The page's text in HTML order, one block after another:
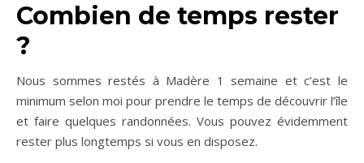
Combien de temps rester
?
Nous sommes restés à Madère 1 semaine et c’est le
minimum selon moi pour prendre le temps de découvrir l’île
et faire quelques randonnées. Vous pouvez évidemment
rester plus longtemps si vous en disposez.